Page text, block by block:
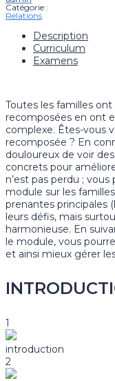
Catégorie :
Relations
Description
Curriculum
Examens
Toutes les familles
recomposées en ont
complexe. Êtes-vous
recomposée ? En
douloureux de voir
concrets pour
n’est pas perdu ;
module sur les
prenantes principales
leurs défis, mais
harmonieuse. En
le module, vous
et ainsi mieux gérer
1
introduction
2